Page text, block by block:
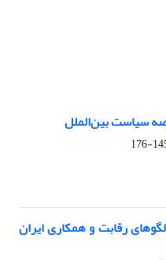
سیاست بین‌الملل
145-
رقابت و همکاری ایران